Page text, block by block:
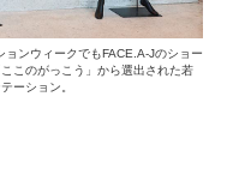
ンウィークでもFACE.A-Jのショー
このがっこう」から選出された若
ーション。